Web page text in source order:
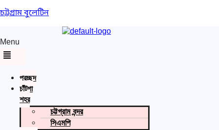
চট্টগ্রাম বুলেটিন
Menu
প্রচ্ছদ
চাঁটগা
শহর
চট্টগ্রাম বন্দর
সিএমপি